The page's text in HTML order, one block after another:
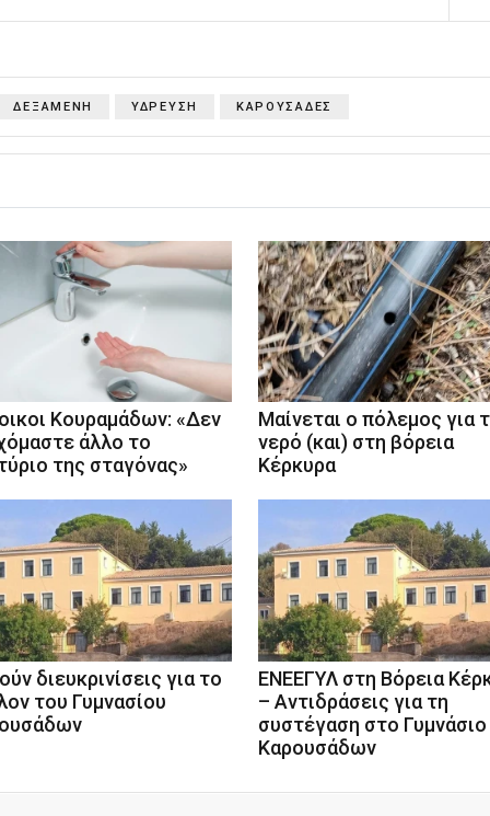
ΔΕΞΑΜΕΝΗ ΥΔΡΕΥΣΗ ΚΑΡΟΥΣΑΔΕΣ
Κουραμάδων: «Δεν
άλλο το
της σταγόνας»
Μαίνεται ο πόλεμος για
νερό (και) στη βόρεια
Κέρκυρα
διευκρινίσεις για το
του Γυμνασίου
ΕΝΕΕΓΥΛ στη Βόρεια
– Αντιδράσεις για τη
συστέγαση στο Γυμνάσιο
Καρουσάδων